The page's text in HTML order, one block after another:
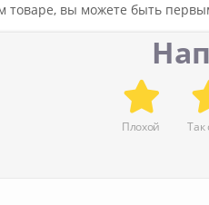
товаре, вы можете быть
Плохой Так